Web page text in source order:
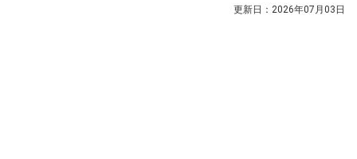
更新日： 2026年07月03日